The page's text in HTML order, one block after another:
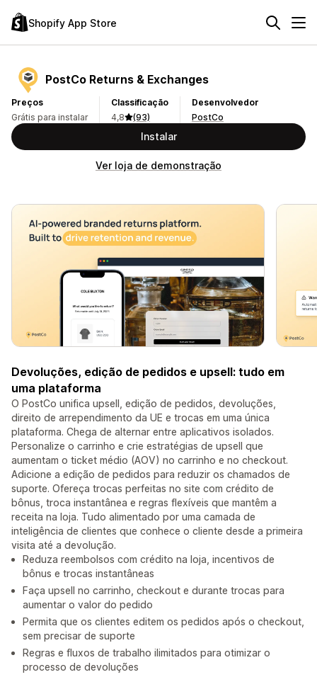
Shopify App Store
PostCo Returns & Exchanges
Preços
Grátis para instalar
Classificação
4,8
(93)
Desenvolvedor
PostCo
Instalar
Ver loja de demonstração
Devoluções, edição de pedidos e upsell: tudo em
uma plataforma
O PostCo unifica upsell, edição de pedidos, devoluções,
direito de arrependimento da UE e trocas em uma única
plataforma. Chega de alternar entre aplicativos isolados.
Personalize o carrinho e crie estratégias de upsell que
aumentam o ticket médio (AOV) no carrinho e no checkout.
Adicione a edição de pedidos para reduzir os chamados de
suporte. Ofereça trocas perfeitas no site com crédito de
bônus, troca instantânea e regras flexíveis que mantêm a
receita na loja. Tudo alimentado por uma camada de
inteligência de clientes que conhece o cliente desde a primeira
visita até a devolução.
Reduza reembolsos com crédito na loja, incentivos de
bônus e trocas instantâneas
Faça upsell no carrinho, checkout e durante trocas para
aumentar o valor do pedido
Permita que os clientes editem os pedidos após o checkout,
sem precisar de suporte
Regras e fluxos de trabalho ilimitados para otimizar o
processo de devoluções